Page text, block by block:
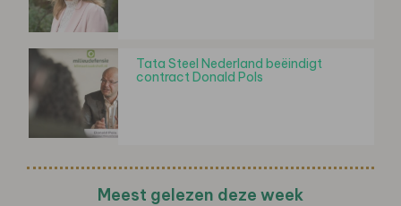
Tata Steel Nederland beëindigt
contract Donald Pols
Meest gelezen deze week